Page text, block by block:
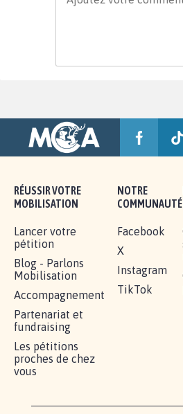
RÉUSSIR VOTRE
MOBILISATION
Lancer votre
pétition
Blog - Parlons
Mobilisation
Accompagnement
Partenariat et
fundraising
Les pétitions
proches de chez
vous
NOTRE
COMMUNAUTÉ
Facebook
X
Instagram
TikTok